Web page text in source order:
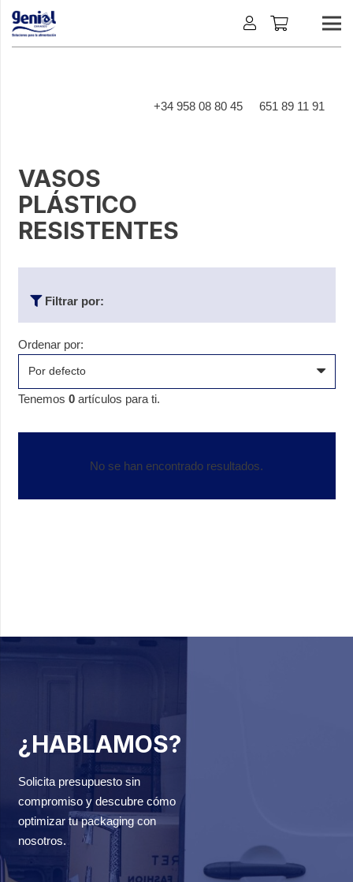
+34 958 08 80 45 651 89 11 91
VASOS
PLÁSTICO
RESISTENTES
Filtrar por:
Ordenar por:
Tenemos 0 artículos para ti.
No se han encontrado resultados.
¿HABLAMOS?
Solicita presupuesto sin
compromiso y descubre cómo
optimizar tu packaging con
nosotros.